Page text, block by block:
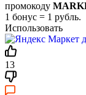
промокоду
1 бонус = 1 рубль.
Использовать
13